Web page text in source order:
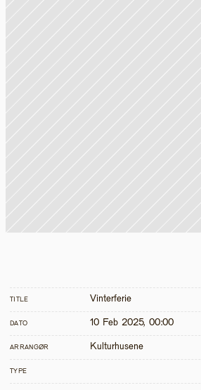
TITLE Vinterferie
DATO 10 Feb 2025, 00:00
ARRANGØR Kulturhusene
TYPE